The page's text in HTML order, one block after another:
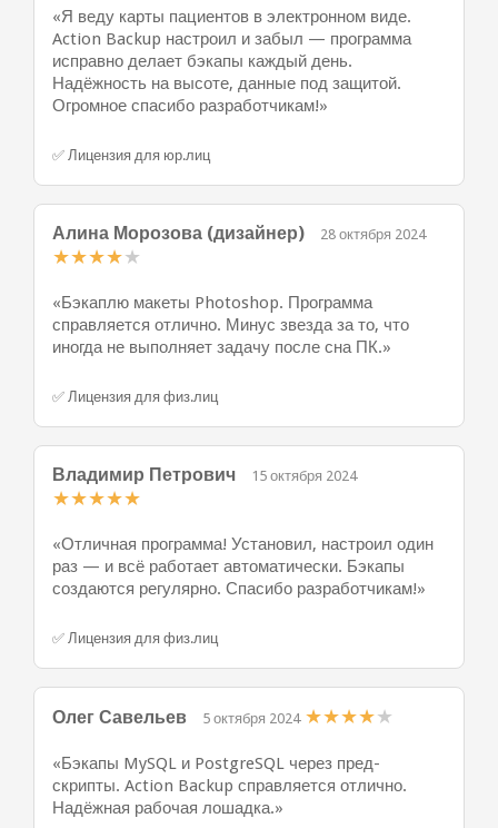
«Я веду карты пациентов в электронном виде.
Action Backup настроил и забыл — программа
исправно делает бэкапы каждый день.
Надёжность на высоте, данные под защитой.
Огромное спасибо разработчикам!»
✅ Лицензия для юр.лиц
Алина Морозова (дизайнер) 28 октября 2024
★★★★★
«Бэкаплю макеты Photoshop. Программа
справляется отлично. Минус звезда за то, что
иногда не выполняет задачу после сна ПК.»
✅ Лицензия для физ.лиц
Владимир Петрович 15 октября 2024
★★★★★
«Отличная программа! Установил, настроил один
раз — и всё работает автоматически. Бэкапы
создаются регулярно. Спасибо разработчикам!»
✅ Лицензия для физ.лиц
Олег Савельев 5 октября 2024 ★★★★★
«Бэкапы MySQL и PostgreSQL через пред-
скрипты. Action Backup справляется отлично.
Надёжная рабочая лошадка.»